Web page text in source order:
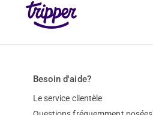
Besoin d'aide?
Le service clientèle